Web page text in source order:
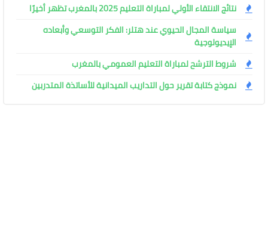
نتائج الانتقاء الأولي لمباراة التعليم 2025 بالمغرب تظهر أخيرًا
سياسة المجال الحيوي عند هتلر: الفكر التوسعي وأبعاده
الإيديولوجية
شروط الترشح لمباراة التعليم العمومي بالمغرب
نموذج كتابة تقرير حول التداريب الميدانية للأساتذة المتدربين